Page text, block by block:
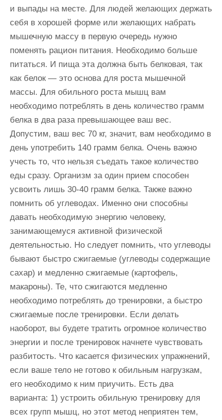
и выпады на месте. Для людей желающих держать
себя в хорошей форме или желающих набрать
мышечную массу в первую очередь нужно
поменять рацион питания. Необходимо больше
питаться. И пища эта должна быть белковая, так
как белок — это основа для роста мышечной
массы. Для обильного роста мышц вам
необходимо потреблять в день количество грамм
белка в два раза превышающее ваш вес.
Допустим, ваш вес 70 кг, значит, вам необходимо в
день употребить 140 грамм белка. Очень важно
учесть то, что нельзя съедать такое количество
еды сразу. Организм за один прием способен
усвоить лишь 30-40 грамм белка. Также важно
помнить об углеводах. Именно они способны
давать необходимую энергию человеку,
занимающемуся активной физической
деятельностью. Но следует помнить, что углеводы
бывают быстро сжигаемые (углеводы содержащие
сахар) и медленно сжигаемые (картофель,
макароны). Те, что сжигаются медленно
необходимо потреблять до тренировки, а быстро
сжигаемые после тренировки. Если делать
наоборот, вы будете тратить огромное количество
энергии и после тренировок начнете чувствовать
разбитость. Что касается физических упражнений,
если ваше тело не готово к обильным нагрузкам,
его необходимо к ним приучить. Есть два
варианта: 1) устроить обильную тренировку для
всех групп мышц, но этот метод неприятен тем,